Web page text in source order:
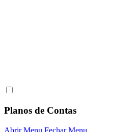
Planos de Contas
Abrir Menu Fechar Menu